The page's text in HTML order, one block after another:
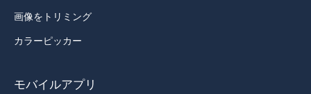
画像をトリミング
カラーピッカー
モバイルアプリ